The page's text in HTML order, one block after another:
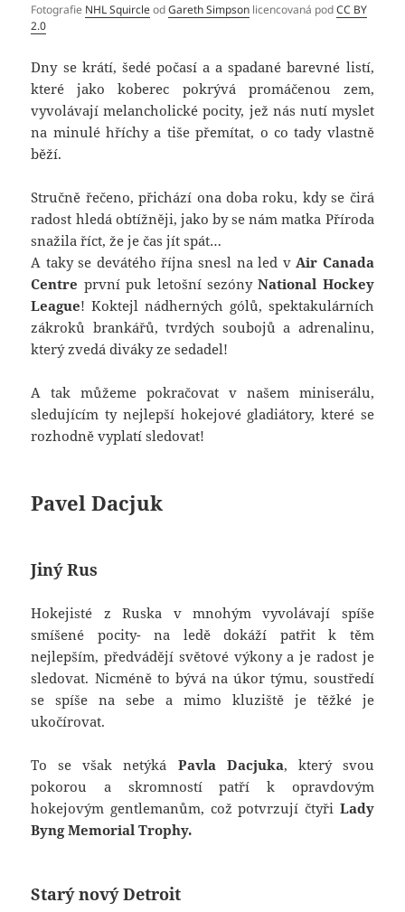
Fotografie NHL SquircleodGareth Simpson licencovaná podCC BY
2.0
Dny se krátí, šedé počasí a a spadané barevné listí,
které jako koberec pokrývá promáčenou zem,
vyvolávají melancholické pocity, jež nás nutí myslet
na minulé hříchy a tiše přemítat, o co tady vlastně
běží.
Stručně řečeno, přichází ona doba roku, kdy se čirá
radost hledá obtížněji, jako by se nám matka Příroda
snažila říct, že je čas jít spát…
A taky se devátého října snesl na led v Air Canada
Centre první puk letošní sezónyNational Hockey
League! Koktejl nádherných gólů, spektakulárních
zákroků brankářů, tvrdých soubojů a adrenalinu,
který zvedá diváky ze sedadel!
A tak můžeme pokračovat v našem miniserálu,
sledujícím ty nejlepší hokejové gladiátory, které se
rozhodně vyplatí sledovat!
Pavel Dacjuk
Jiný Rus
Hokejisté z Ruska v mnohým vyvolávají spíše
smíšené pocity- na ledě dokáží patřit k těm
nejlepším, předvádějí světové výkony a je radost je
sledovat. Nicméně to bývá na úkor týmu, soustředí
se spíše na sebe a mimo kluziště je těžké je
ukočírovat.
To se však netýká Pavla Dacjuka, který svou
pokorou a skromností patří k opravdovým
hokejovým gentlemanům, což potvrzují čtyři Lady
Byng Memorial Trophy.
Starý nový Detroit